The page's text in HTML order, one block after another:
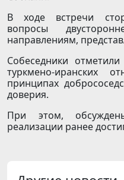
В ходе встречи
вопросы
направлениям,
Собеседники
туркмено-иранских
принципах
доверия.
При этом,
реализации ранее